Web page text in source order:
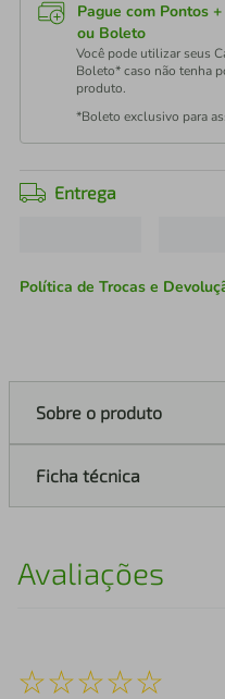
Pague com Pontos
ou Boleto
Você pode utilizar seus
Boleto* caso não tenha
produto.
*Boleto exclusivo para
Entrega
Política de Trocas e
Sobre o produto
Ficha técnica
Avaliações
☆☆☆☆☆